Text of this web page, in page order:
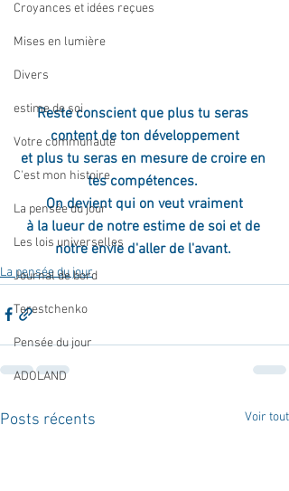
Croyances et idées reçues
Mises en lumière
Divers
estime de soi
Votre communauté
C'est mon histoire
La pensée du jour
Les lois universelles
Journal de bord
Terestchenko
Pensée du jour
ADOLAND
Reste conscient que plus tu seras
content de ton développement
et plus tu seras en mesure de croire en
tes compétences.
On devient qui on veut vraiment
à la lueur de notre estime de soi et de
notre envie d'aller de l'avant.
La pensée du jour
Posts récents Voir tout